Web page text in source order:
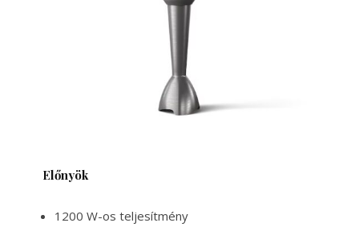
Előnyök
1200 W-os teljesítmény